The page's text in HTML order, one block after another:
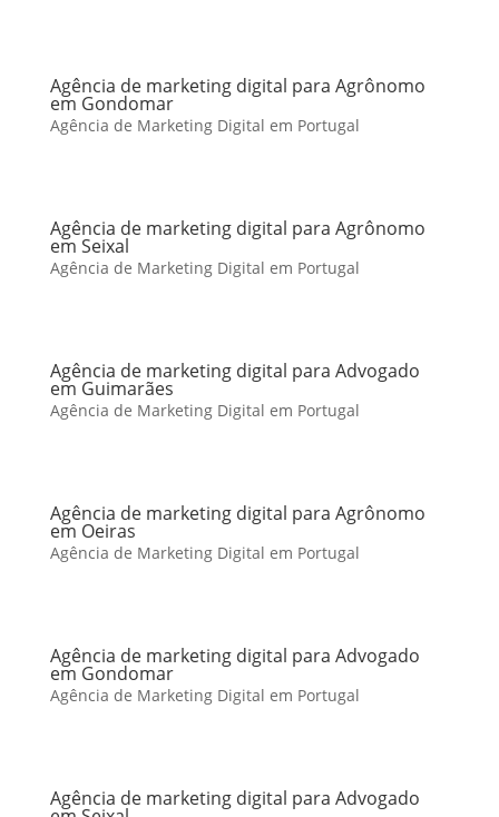
Agência de marketing digital para Agrônomo
em Gondomar
Agência de Marketing Digital em Portugal
Agência de marketing digital para Agrônomo
em Seixal
Agência de Marketing Digital em Portugal
Agência de marketing digital para Advogado
em Guimarães
Agência de Marketing Digital em Portugal
Agência de marketing digital para Agrônomo
em Oeiras
Agência de Marketing Digital em Portugal
Agência de marketing digital para Advogado
em Gondomar
Agência de Marketing Digital em Portugal
Agência de marketing digital para Advogado